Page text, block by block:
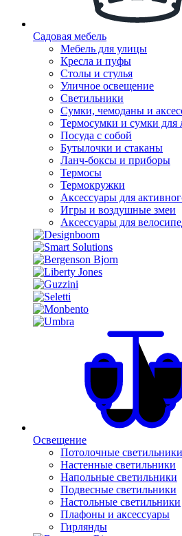
Садовая мебель
Мебель для улицы
Кресла и пуфы
Столы и стулья
Уличное освещение
Светильники
Сумки, чемоданы и
Термосумки и сумки для
Посуда с собой
Бутылочки и стаканы
Ланч-боксы и приборы
Термосы
Термокружки
Аксессуары для
Игры и воздушные змеи
Аксессуары для
Освещение
Потолочные светильники
Настенные светильники
Напольные светильники
Подвесные светильники
Настольные светильники
Плафоны и аксессуары
Гирлянды